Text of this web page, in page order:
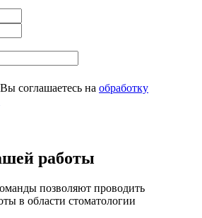
соглашаетесь на обработку
работы
позволяют проводить
в области стоматологии